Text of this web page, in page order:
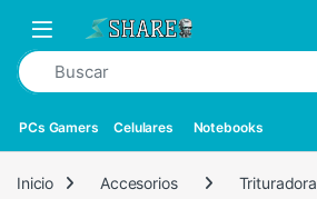
PCs Gamers Celulares Notebooks
Inicio Accesorios Trituradora